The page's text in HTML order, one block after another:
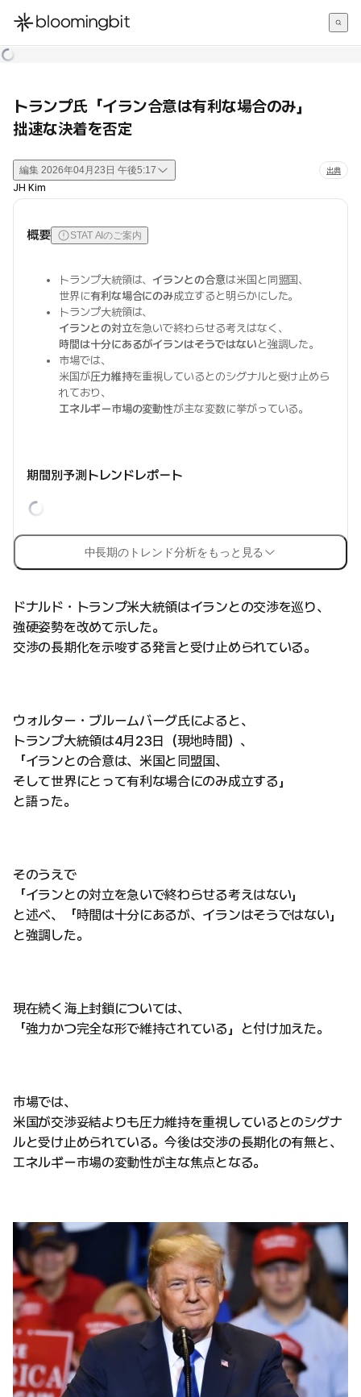
한국어
トランプ氏「イラン合意は有利な場合のみ」
拙速な決着を否定
編集 2026年04月23日 午後5:17 出典
JH Kim
概要 STAT AIのご案内
トランプ大統領は、 イランとの合意は米国と同盟国、
世界に有利な場合にのみ成立すると明らかにした。
トランプ大統領は、
イランとの対立を急いで終わらせる考えはなく、
時間は十分にあるがイランはそうではないと強調した。
市場では、
米国が圧力維持を重視しているとのシグナルと受け止めら
れており、
エネルギー市場の変動性が主な変数に挙がっている。
期間別予測トレンドレポート
中長期のトレンド分析をもっと見る
ドナルド・トランプ米大統領はイランとの交渉を巡り、
強硬姿勢を改めて示した。
交渉の長期化を示唆する発言と受け止められている。
ウォルター・ブルームバーグ氏によると、
トランプ大統領は4月23日（現地時間）、
「イランとの合意は、米国と同盟国、
そして世界にとって有利な場合にのみ成立する」
と語った。
そのうえで
「イランとの対立を急いで終わらせる考えはない」
と述べ、「時間は十分にあるが、イランはそうではない」
と強調した。
現在続く海上封鎖については、
「強力かつ完全な形で維持されている」と付け加えた。
市場では、
米国が交渉妥結よりも圧力維持を重視しているとのシグナ
ルと受け止められている。今後は交渉の長期化の有無と、
エネルギー市場の変動性が主な焦点となる。